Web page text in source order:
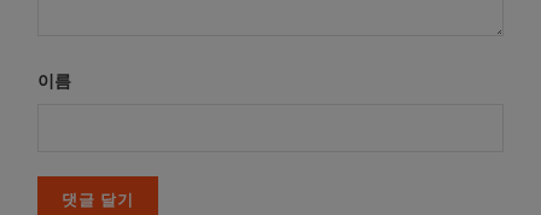
이름